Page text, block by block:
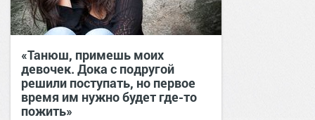
«Танюш, примешь моих
девочек. Дока с подругой
решили поступать, но первое
время им нужно будет где-то
пожить»